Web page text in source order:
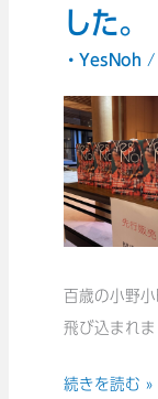
み
つ
い
て
お
伝
し
ま
した。
・YesNoh /
百歳の小野
飛び込まれ
美
著）
を
国
立
能
楽
で
先
販
続きを読む »